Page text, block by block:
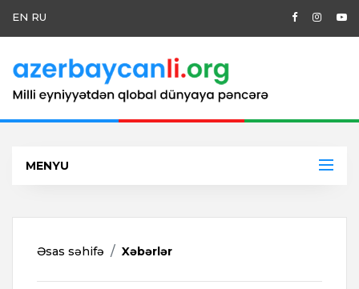
EN RU
MENYU
Əsas səhifə Xəbərlər